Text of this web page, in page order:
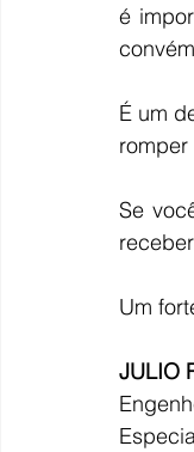
é
É um
Se
Um
JULIO